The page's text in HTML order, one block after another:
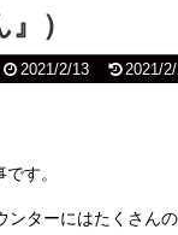
）
2021/2/13 2021/
す。
ターにはたくさん